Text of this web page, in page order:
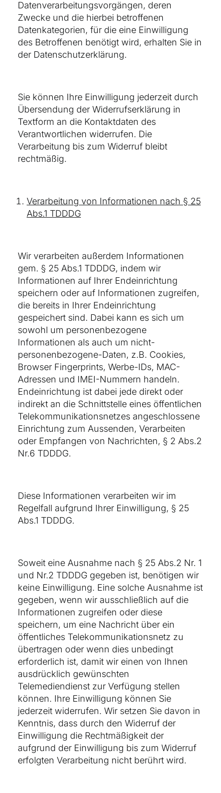
Datenverarbeitungsvorgängen, deren
Zwecke und die hierbei betroffenen
Datenkategorien, für die eine Einwilligung
des Betroffenen benötigt wird, erhalten Sie in
der Datenschutzerklärung.
Sie können Ihre Einwilligung jederzeit durch
Übersendung der Widerrufserklärung in
Textform an die Kontaktdaten des
Verantwortlichen widerrufen. Die
Verarbeitung bis zum Widerruf bleibt
rechtmäßig.
Verarbeitung von Informationen nach § 25
Abs.1 TDDDG
Wir verarbeiten außerdem Informationen
gem. § 25 Abs.1 TDDDG, indem wir
Informationen auf Ihrer Endeinrichtung
speichern oder auf Informationen zugreifen,
die bereits in Ihrer Endeinrichtung
gespeichert sind. Dabei kann es sich um
sowohl um personenbezogene
Informationen als auch um nicht-
personenbezogene-Daten, z.B. Cookies,
Browser Fingerprints, Werbe-IDs, MAC-
Adressen und IMEI-Nummern handeln.
Endeinrichtung ist dabei jede direkt oder
indirekt an die Schnittstelle eines öffentlichen
Telekommunikationsnetzes angeschlossene
Einrichtung zum Aussenden, Verarbeiten
oder Empfangen von Nachrichten, § 2 Abs.2
Nr.6 TDDDG.
Diese Informationen verarbeiten wir im
Regelfall aufgrund Ihrer Einwilligung, § 25
Abs.1 TDDDG.
Soweit eine Ausnahme nach § 25 Abs.2 Nr. 1
und Nr.2 TDDDG gegeben ist, benötigen wir
keine Einwilligung. Eine solche Ausnahme ist
gegeben, wenn wir ausschließlich auf die
Informationen zugreifen oder diese
speichern, um eine Nachricht über ein
öffentliches Telekommunikationsnetz zu
übertragen oder wenn dies unbedingt
erforderlich ist, damit wir einen von Ihnen
ausdrücklich gewünschten
Telemediendienst zur Verfügung stellen
können. Ihre Einwilligung können Sie
jederzeit widerrufen. Wir setzen Sie davon in
Kenntnis, dass durch den Widerruf der
Einwilligung die Rechtmäßigkeit der
aufgrund der Einwilligung bis zum Widerruf
erfolgten Verarbeitung nicht berührt wird.